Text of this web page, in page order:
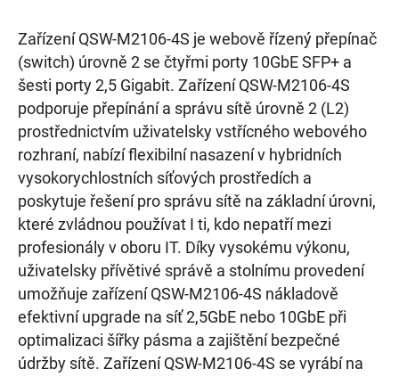
Zařízení QSW-M2106-4S je webově řízený přepínač
(switch) úrovně 2 se čtyřmi porty 10GbE SFP+ a
šesti porty 2,5 Gigabit. Zařízení QSW-M2106-4S
podporuje přepínání a správu sítě úrovně 2 (L2)
prostřednictvím uživatelsky vstřícného webového
rozhraní, nabízí flexibilní nasazení v hybridních
vysokorychlostních síťových prostředích a
poskytuje řešení pro správu sítě na základní úrovni,
které zvládnou používat I ti, kdo nepatří mezi
profesionály v oboru IT. Díky vysokému výkonu,
uživatelsky přívětivé správě a stolnímu provedení
umožňuje zařízení QSW-M2106-4S nákladově
efektivní upgrade na síť 2,5GbE nebo 10GbE při
optimalizaci šířky pásma a zajištění bezpečné
údržby sítě. Zařízení QSW-M2106-4S se vyrábí na